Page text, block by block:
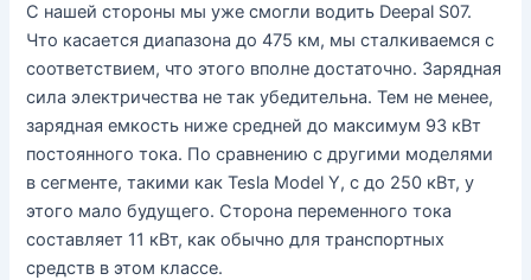
С нашей стороны мы уже смогли водить Deepal S07.
Что касается диапазона до 475 км, мы сталкиваемся с
соответствием, что этого вполне достаточно. Зарядная
сила электричества не так убедительна. Тем не менее,
зарядная емкость ниже средней до максимум 93 кВт
постоянного тока. По сравнению с другими моделями
в сегменте, такими как Tesla Model Y, с до 250 кВт, у
этого мало будущего. Сторона переменного тока
составляет 11 кВт, как обычно для транспортных
средств в этом классе.